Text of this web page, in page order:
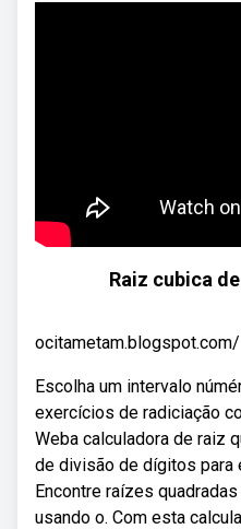
Raiz cubica
Escolha um intervalo
exercícios de radiciação
Weba calculadora de raiz
de divisão de dígitos para
Encontre raízes
usando o. Com esta